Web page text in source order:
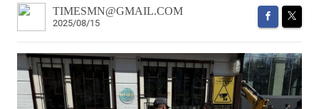
TIMESMN@GMAIL.COM
2025/08/15